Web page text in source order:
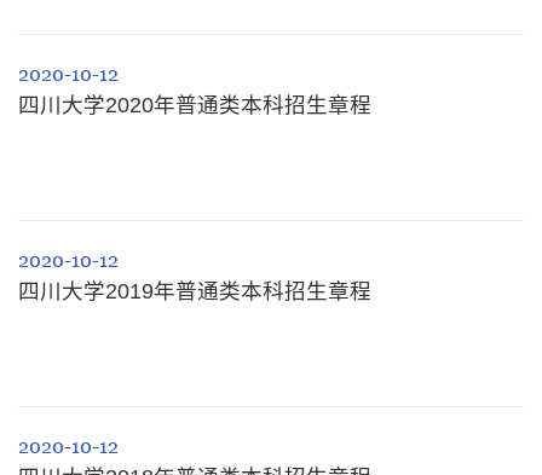
2020-10-12
四川大学2020年普通类本科招生章程
2020-10-12
四川大学2019年普通类本科招生章程
2020-10-12